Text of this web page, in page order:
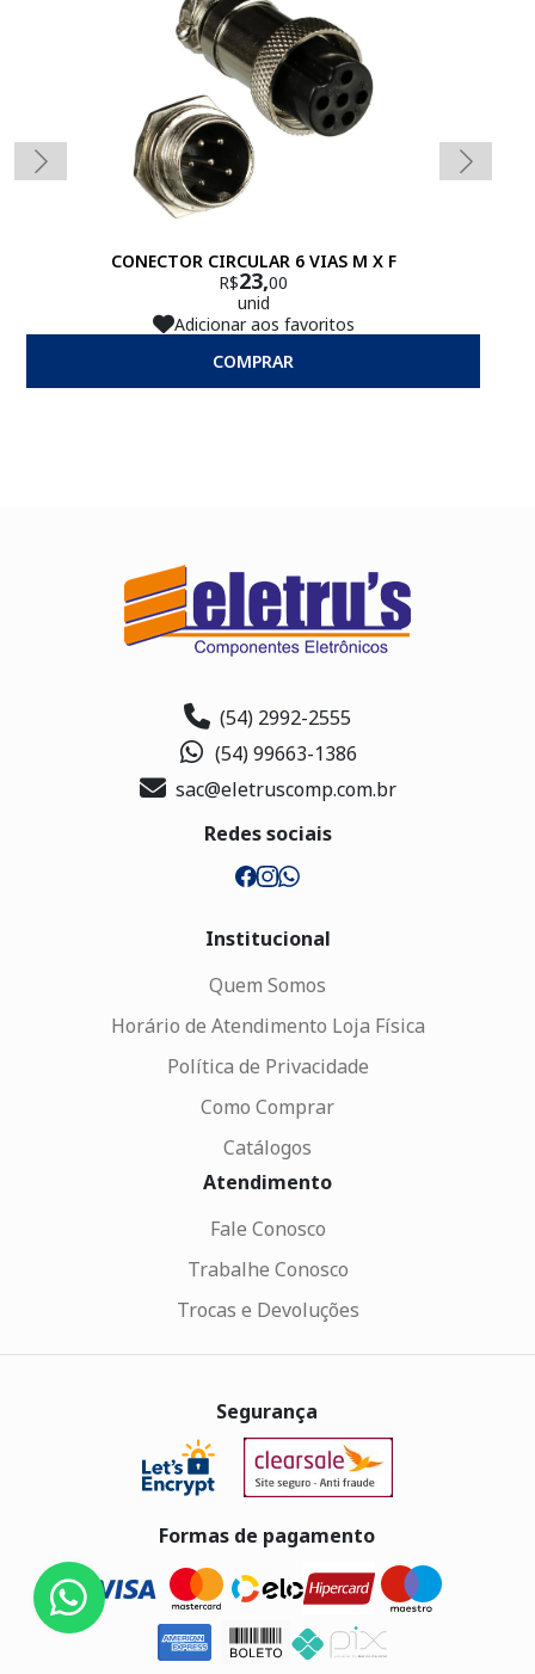
CONECTOR CIRCULAR 6 VIAS M X F
R$23,00
unid
Adicionar aos favoritos
COMPRAR
(54) 2992-2555
(54) 99663-1386
sac@eletruscomp.com.br
Redes sociais
Institucional
Quem Somos
Horário de Atendimento Loja Física
Política de Privacidade
Como Comprar
Catálogos
Atendimento
Fale Conosco
Trabalhe Conosco
Trocas e Devoluções
Segurança
Formas de pagamento